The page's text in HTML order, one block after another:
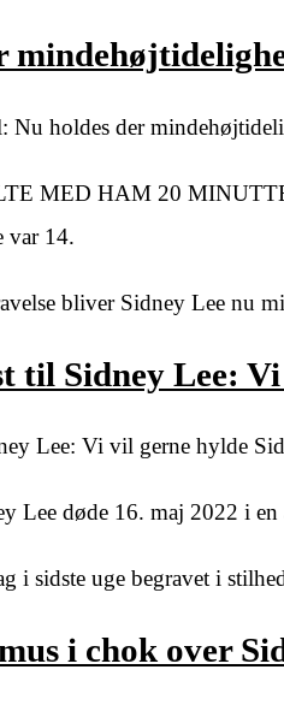
Nu holdes der
MED HAM 20
var 14.
bliver Sidney Lee nu
til Sidney Lee:
Lee: Vi vil gerne hylde
døde 16. maj 2022 i en
i sidste uge begravet i
i chok over